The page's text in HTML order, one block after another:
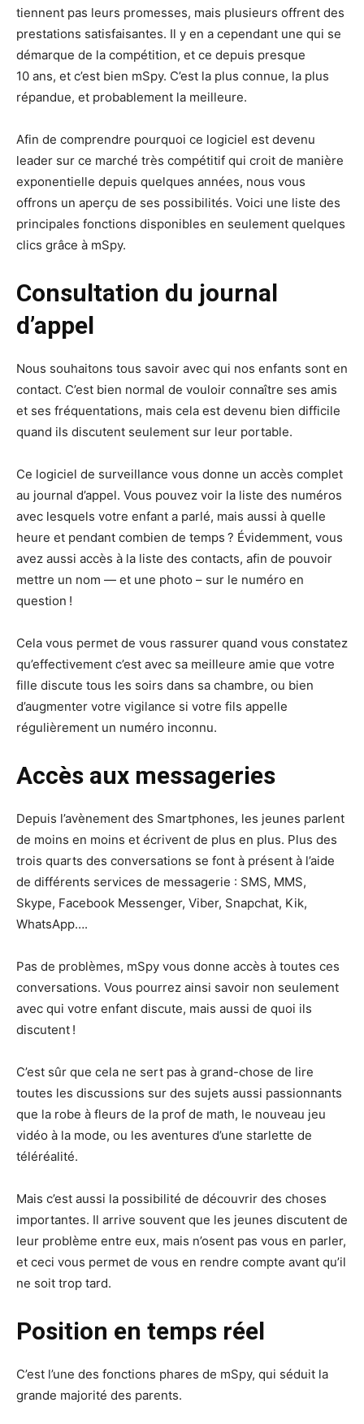
tiennent pas leurs promesses, mais plusieurs offrent des
prestations satisfaisantes. Il y en a cependant une qui se
démarque de la compétition, et ce depuis presque
10 ans, et c’est bien mSpy. C’est la plus connue, la plus
répandue, et probablement la meilleure.
Afin de comprendre pourquoi ce logiciel est devenu
leader sur ce marché très compétitif qui croit de manière
exponentielle depuis quelques années, nous vous
offrons un aperçu de ses possibilités. Voici une liste des
principales fonctions disponibles en seulement quelques
clics grâce à mSpy.
Consultation du journal
d’appel
Nous souhaitons tous savoir avec qui nos enfants sont en
contact. C’est bien normal de vouloir connaître ses amis
et ses fréquentations, mais cela est devenu bien difficile
quand ils discutent seulement sur leur portable.
Ce logiciel de surveillance vous donne un accès complet
au journal d’appel. Vous pouvez voir la liste des numéros
avec lesquels votre enfant a parlé, mais aussi à quelle
heure et pendant combien de temps ? Évidemment, vous
avez aussi accès à la liste des contacts, afin de pouvoir
mettre un nom — et une photo – sur le numéro en
question !
Cela vous permet de vous rassurer quand vous constatez
qu’effectivement c’est avec sa meilleure amie que votre
fille discute tous les soirs dans sa chambre, ou bien
d’augmenter votre vigilance si votre fils appelle
régulièrement un numéro inconnu.
Accès aux messageries
Depuis l’avènement des Smartphones, les jeunes parlent
de moins en moins et écrivent de plus en plus. Plus des
trois quarts des conversations se font à présent à l’aide
de différents services de messagerie : SMS, MMS,
Skype, Facebook Messenger, Viber, Snapchat, Kik,
WhatsApp….
Pas de problèmes, mSpy vous donne accès à toutes ces
conversations. Vous pourrez ainsi savoir non seulement
avec qui votre enfant discute, mais aussi de quoi ils
discutent !
C’est sûr que cela ne sert pas à grand-chose de lire
toutes les discussions sur des sujets aussi passionnants
que la robe à fleurs de la prof de math, le nouveau jeu
vidéo à la mode, ou les aventures d’une starlette de
téléréalité.
Mais c’est aussi la possibilité de découvrir des choses
importantes. Il arrive souvent que les jeunes discutent de
leur problème entre eux, mais n’osent pas vous en parler,
et ceci vous permet de vous en rendre compte avant qu’il
ne soit trop tard.
Position en temps réel
C’est l’une des fonctions phares de mSpy, qui séduit la
grande majorité des parents.